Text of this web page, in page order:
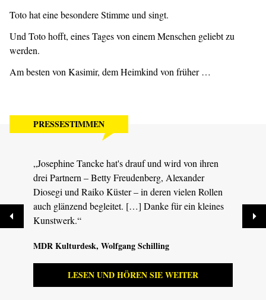
Toto hat eine besondere Stimme und singt.
Und Toto hofft, eines Tages von einem Menschen geliebt zu
werden.
Am besten von Kasimir, dem Heimkind von früher …
PRESSESTIMMEN
„Josephine Tancke hat's drauf und wird von ihren
drei Partnern – Betty Freudenberg, Alexander
Diosegi und Raiko Küster – in deren vielen Rollen
auch glänzend begleitet. […] Danke für ein kleines
Kunstwerk.“
MDR Kulturdesk, Wolfgang Schilling
LESEN UND HÖREN SIE WEITER